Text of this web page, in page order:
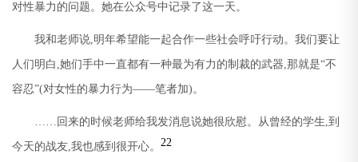
对性暴力的问题。她在公众号中记录了这一天。
我和老师说,明年希望能一起合作一些社会呼吁行动。我们要让
人们明白 ,她们手中一直都有一种最为有力的制裁的武器,那就是“不
容忍”(对女性的暴力行为——笔者加)。
……回来的时候老师给我发消息说她很欣慰。从曾经的学生,到
今天的战友,我也感到很开心。 22